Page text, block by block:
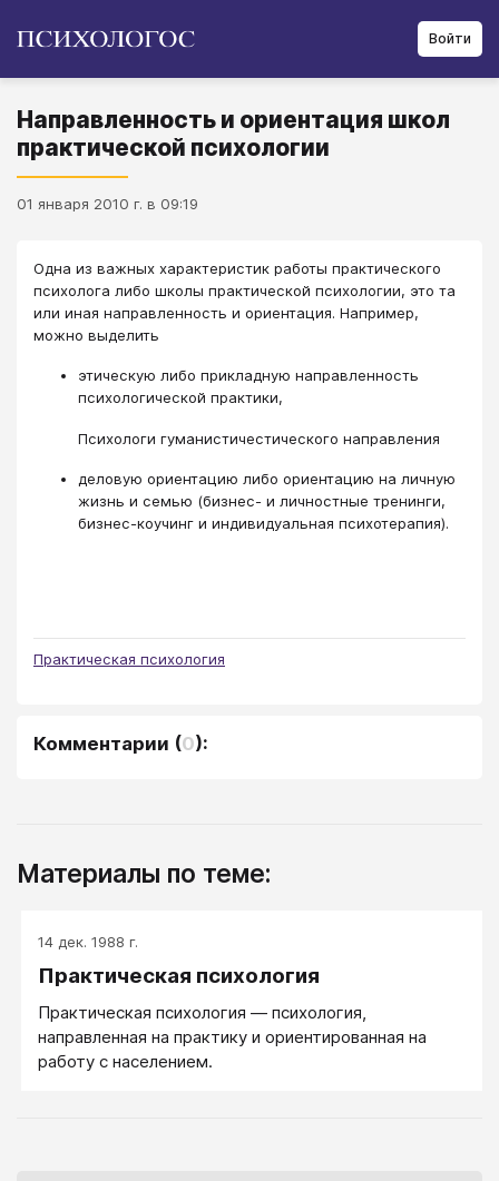
Войти
Направленность и ориентация школ
практической психологии
01 января 2010 г. в 09:19
Одна из важных характеристик работы практического
психолога либо школы практической психологии, это та
или иная направленность и ориентация. Например,
можно выделить
этическую либо прикладную направленность
психологической практики,
Психологи гуманистичестического направления
деловую ориентацию либо ориентацию на личную
жизнь и семью (бизнес- и личностные тренинги,
бизнес-коучинг и индивидуальная психотерапия).
Практическая психология
Комментарии (0):
Материалы по теме:
14 дек. 1988 г.
Практическая психология
Практическая психология — психология,
направленная на практику и ориентированная на
работу с населением.